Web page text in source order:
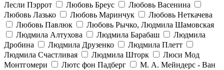
Лесли Пэррот
Любовь Бреус
Любовь Васенина
Любовь Лазько
Любовь Маринчук
Любовь Неткачева
Любовь Павлюк
Любовь Рычко, Людмила Шамовская
Людмила Алтухова
Людмила Барабаш
Людмила
Дробина
Людмила Друзенко
Людмила Плетт
Людмила Счастливая
Людмила Шторк
Люси Мод
Монтгомери
Лютс фон Падберг
М. А. Мейндерс - Ван